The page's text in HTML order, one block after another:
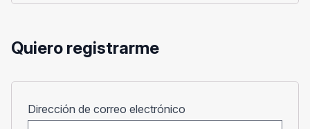
Quiero registrarme
Dirección de correo electrónico